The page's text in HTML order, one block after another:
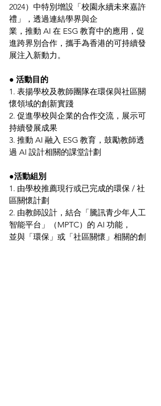
2024）中特別增設「校園永續未來嘉許
禮」，透過連結學界與企
業，推動 AI 在 ESG 教育中的應用，促
進跨界別合作，攜手為香港的可持續發
展注入新動力。
● 活動目的
1. 表揚學校及教師團隊在環保與社區關
懷領域的創新實踐
2. 促進學校與企業的合作交流，展示可
持續發展成果
3. 推動 AI 融入 ESG 教育，鼓勵教師透
過 AI 設計相關的課堂計劃
●活動組別
1. 由學校推薦現行或已完成的環保 / 社
區關懷計劃
2. 由教師設計，結合「騰訊青少年人工
智能平台」（MPTC）的 AI 功能，
並與「環保」或「社區關懷」相關的創